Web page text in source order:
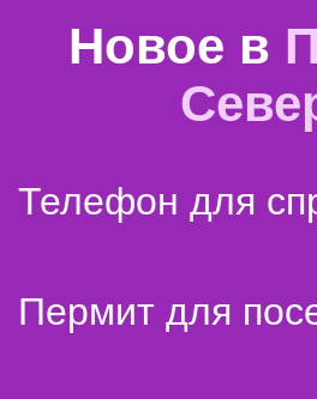
Новое в
Телефон для
Пермит для